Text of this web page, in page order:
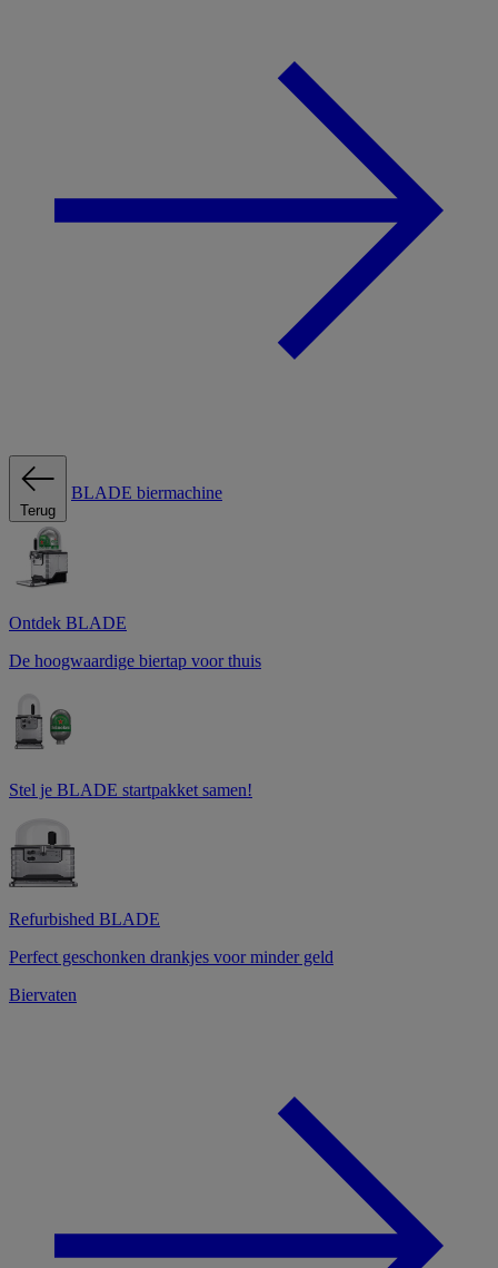
Terug
BLADE biermachine
Ontdek BLADE
De hoogwaardige biertap voor thuis
Stel je BLADE startpakket samen!
Refurbished BLADE
Perfect geschonken drankjes voor minder geld
Biervaten